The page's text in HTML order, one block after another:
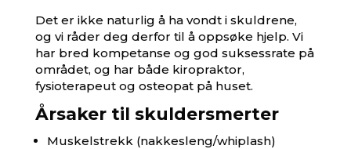
Det er ikke naturlig å ha vondt i skuldrene,
og vi råder deg derfor til å oppsøke hjelp. Vi
har bred kompetanse og god suksessrate på
området, og har både kiropraktor,
fysioterapeut og osteopat på huset.
Årsaker til skuldersmerter
Muskelstrekk (nakkesleng/whiplash)